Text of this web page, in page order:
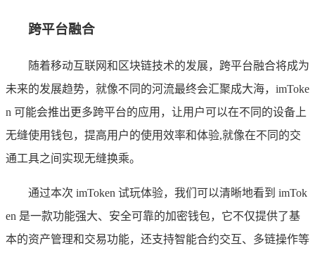
跨平台融合
随着移动互联网和区块链技术的发展，跨平台融合将成为
未来的发展趋势，就像不同的河流最终会汇聚成大海，imToke
n 可能会推出更多跨平台的应用，让用户可以在不同的设备上
无缝使用钱包，提高用户的使用效率和体验,就像在不同的交
通工具之间实现无缝换乘。
通过本次 imToken 试玩体验，我们可以清晰地看到 imTok
en 是一款功能强大、安全可靠的加密钱包，它不仅提供了基
本的资产管理和交易功能，还支持智能合约交互、多链操作等